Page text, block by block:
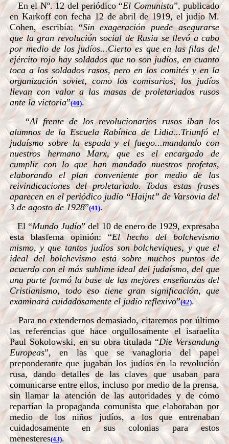
En el Nº. 12 del periódico “El Comunista”, publicado
en Karkoff con fecha 12 de abril de 1919, el judío M.
Cohen, escribía: “Sin exageración puede asegurarse
que la gran revolución social de Rusia se llevó a cabo
por medio de los judíos...Cierto es que en las filas del
ejército rojo hay soldados que no son judíos, en cuanto
toca a los soldados rasos, pero en los comités y en la
organización soviet, como los comisarios, los judíos
llevan con valor a las masas de proletariados rusos
ante la victoria”(40).
“Al frente de los revolucionarios rusos iban los
alumnos de la Escuela Rabínica de Lidia...Triunfó el
judaísmo sobre la espada y el fuego...mandando con
nuestros hermano Marx, que es el encargado de
cumplir con lo que han mandado nuestros profetas,
elaborando el plan conveniente por medio de las
reivindicaciones del proletariado. Todas estas frases
aparecen en el periódico judío “Haijnt” de Varsovia del
3 de agosto de 1928”(41).
El “Mundo Judío” del 10 de enero de 1929, expresaba
esta blasfema opinión: “El hecho del bolchevismo
mismo, y que tantos judíos son bolcheviques, y que el
ideal del bolchevismo está sobre muchos puntos de
acuerdo con el más sublime ideal del judaísmo, del que
una parte formó la base de las mejores enseñanzas del
Cristianismo, todo eso tiene gran significación, que
examinará cuidadosamente el judío reflexivo”(42).
Para no extendernos demasiado, citaremos por último
las referencias que hace orgullosamente el isaraelita
Paul Sokolowski, en su obra titulada “Die Versandung
Europeas”, en las que se vanagloria del papel
preponderante que jugaban los judíos en la revolución
rusa, dando detalles de las claves que usaban para
comunicarse entre ellos, incluso por medio de la prensa,
sin llamar la atención de las autoridades y de cómo
repartían la propaganda comunista que elaboraban por
medio de los niños judíos, a los que entrenaban
cuidadosamente en sus colonias para estos
menesteres(43).